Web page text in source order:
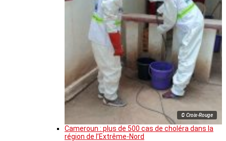
© Croix-Rouge
Cameroun : plus de 500 cas de choléra dans la
région de l’Extrême-Nord